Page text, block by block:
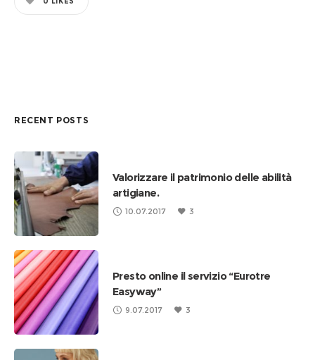
RECENT POSTS
Valorizzare il patrimonio delle abilità
artigiane.
10.07.2017 3
Presto online il servizio “Eurotre
Easyway”
9.07.2017 3